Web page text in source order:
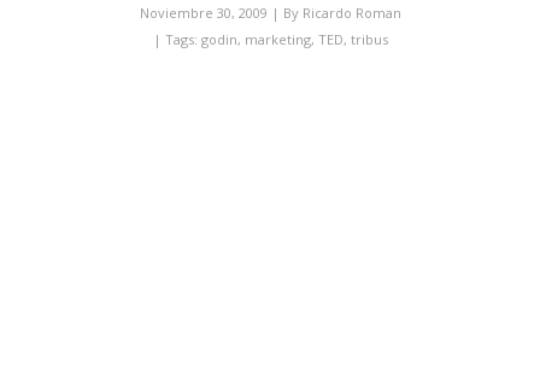
Noviembre 30, 2009 | By Ricardo Roman
| Tags: godin, marketing, TED, tribus